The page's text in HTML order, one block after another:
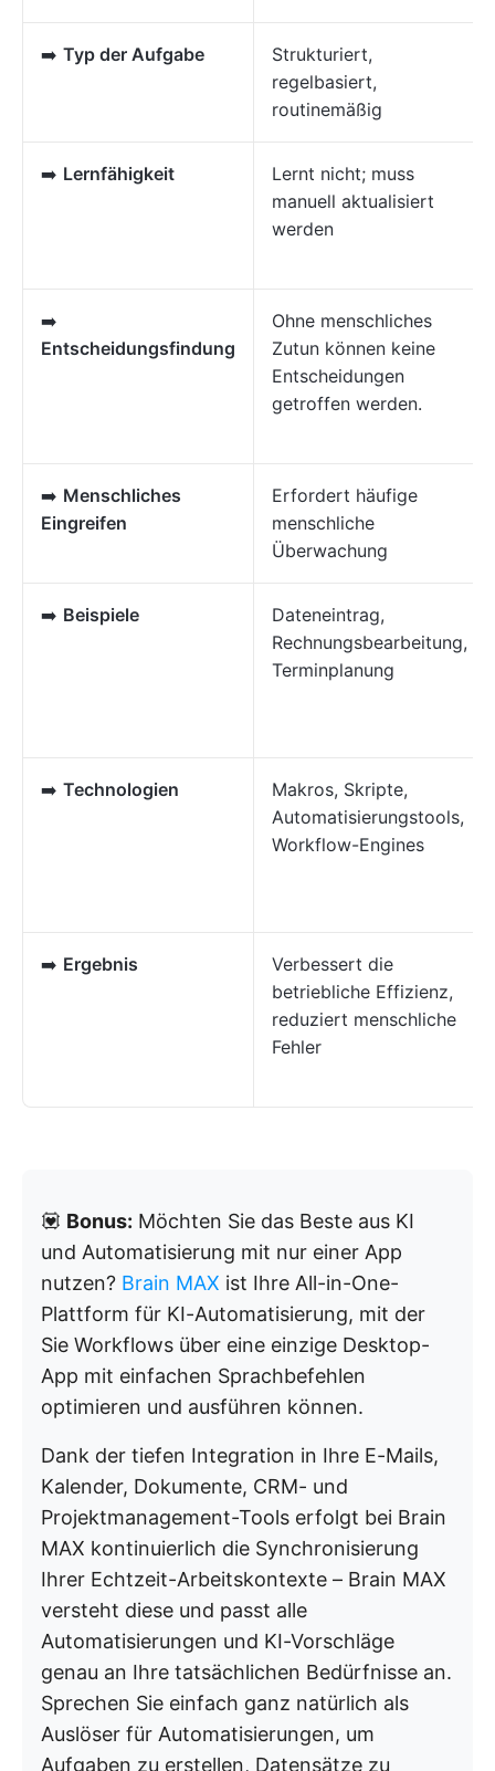
➡️ Typ der Aufgabe
Strukturiert,
regelbasiert,
routinemäßig
➡️ Lernfähigkeit
Lernt nicht; muss
manuell aktualisiert
werden
➡️
Entscheidungsfindung
Ohne menschliches
Zutun können keine
Entscheidungen
getroffen werden.
➡️ Menschliches
Eingreifen
Erfordert häufige
menschliche
Überwachung
➡️ Beispiele
Dateneintrag,
Rechnungsbearbeitung,
Terminplanung
➡️ Technologien
Makros, Skripte,
Automatisierungstools,
Workflow-Engines
➡️ Ergebnis
Verbessert die
betriebliche Effizienz,
reduziert menschliche
Fehler
💟 Bonus: Möchten Sie das Beste aus KI
und Automatisierung mit nur einer App
nutzen? Brain MAX ist Ihre All-in-One-
Plattform für KI-Automatisierung, mit der
Sie Workflows über eine einzige Desktop-
App mit einfachen Sprachbefehlen
optimieren und ausführen können.
Dank der tiefen Integration in Ihre E-Mails,
Kalender, Dokumente, CRM- und
Projektmanagement-Tools erfolgt bei Brain
MAX kontinuierlich die Synchronisierung
Ihrer Echtzeit-Arbeitskontexte – Brain MAX
versteht diese und passt alle
Automatisierungen und KI-Vorschläge
genau an Ihre tatsächlichen Bedürfnisse an.
Sprechen Sie einfach ganz natürlich als
Auslöser für Automatisierungen, um
Aufgaben zu erstellen, Datensätze zu